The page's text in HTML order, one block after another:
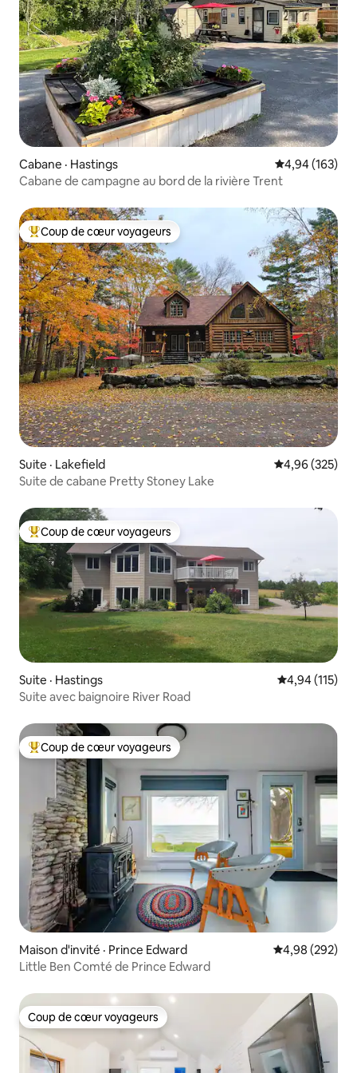
Cabane · Hastings Note
4,94 (163)
Cabane de campagne au bord de la rivière Trent
Coup de cœur voyageurs parmi les plus aimés
Coup de cœur voyageurs
Suite · Lakefield Note
4,96 (325)
Suite de cabane Pretty Stoney Lake
Coup de cœur voyageurs parmi les plus aimés
Coup de cœur voyageurs
Suite · Hastings Note
4,94 (115)
Suite avec baignoire River Road
Coup de cœur voyageurs parmi les plus aimés
Coup de cœur voyageurs
Maison d'invité · Prince Edward Note
4,98 (292)
Little Ben Comté de Prince Edward
Coup de cœur voyageurs
Coup de cœur voyageurs